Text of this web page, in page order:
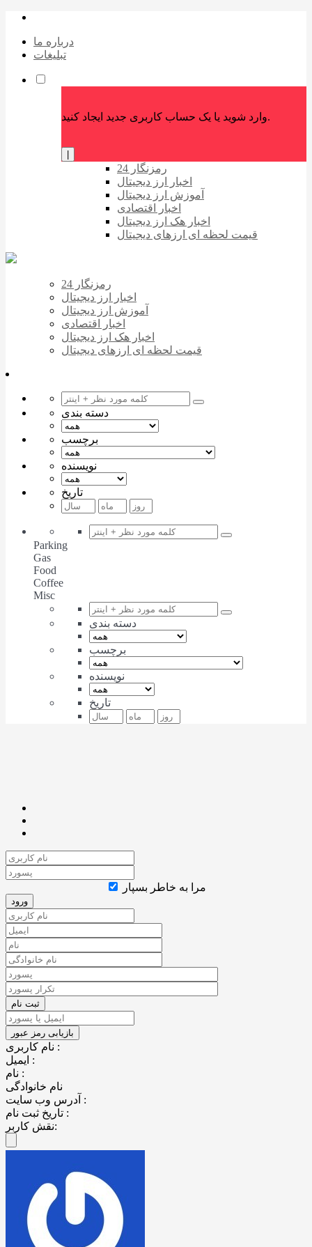
درباره ما
تبلیغات
وارد شوید یا یک حساب کاربری جدید ایجاد کنید.
رمزنگار 24
اخبار ارز دیجیتال
آموزش ارز دیجیتال
اخبار اقتصادی
اخبار هک ارز دیجیتال
قیمت لحظه ای ارزهای دیجیتال
رمزنگار 24
اخبار ارز دیجیتال
آموزش ارز دیجیتال
اخبار اقتصادی
اخبار هک ارز دیجیتال
قیمت لحظه ای ارزهای دیجیتال
دسته بندی
برچسب
نویسنده
تاریخ
Parking
Gas
Food
Coffee
Misc
دسته بندی
برچسب
نویسنده
تاریخ
مرا به خاطر بسپار
نام کاربری :
ایمیل :
نام :
نام خانوادگی
آدرس وب سایت :
تاریخ ثبت نام :
نقش کاربر: